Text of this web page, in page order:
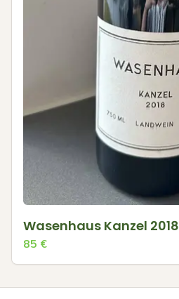
Wasenhaus Kanzel 2018
85 €